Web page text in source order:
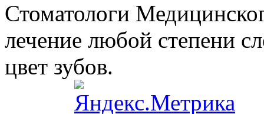
Стоматологи
лечение любой степени
цвет зубов.